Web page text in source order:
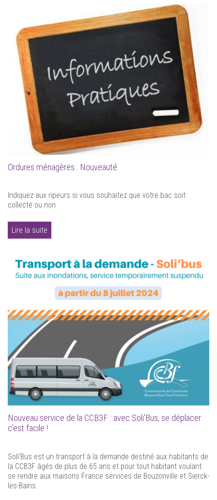
Ordures ménagères : Nouveauté
Indiquez aux ripeurs si vous souhaitez que votre bac soit
collecté ou non
Lire la suite
Nouveau service de la CCB3F : avec Soli'Bus, se déplacer
c'est facile !
Soli'Bus est un transport à la demande destiné aux habitants de
la CCB3F âgés de plus de 65 ans et pour tout habitant voulant
se rendre aux maisons France services de Bouzonville et Sierck-
les-Bains.